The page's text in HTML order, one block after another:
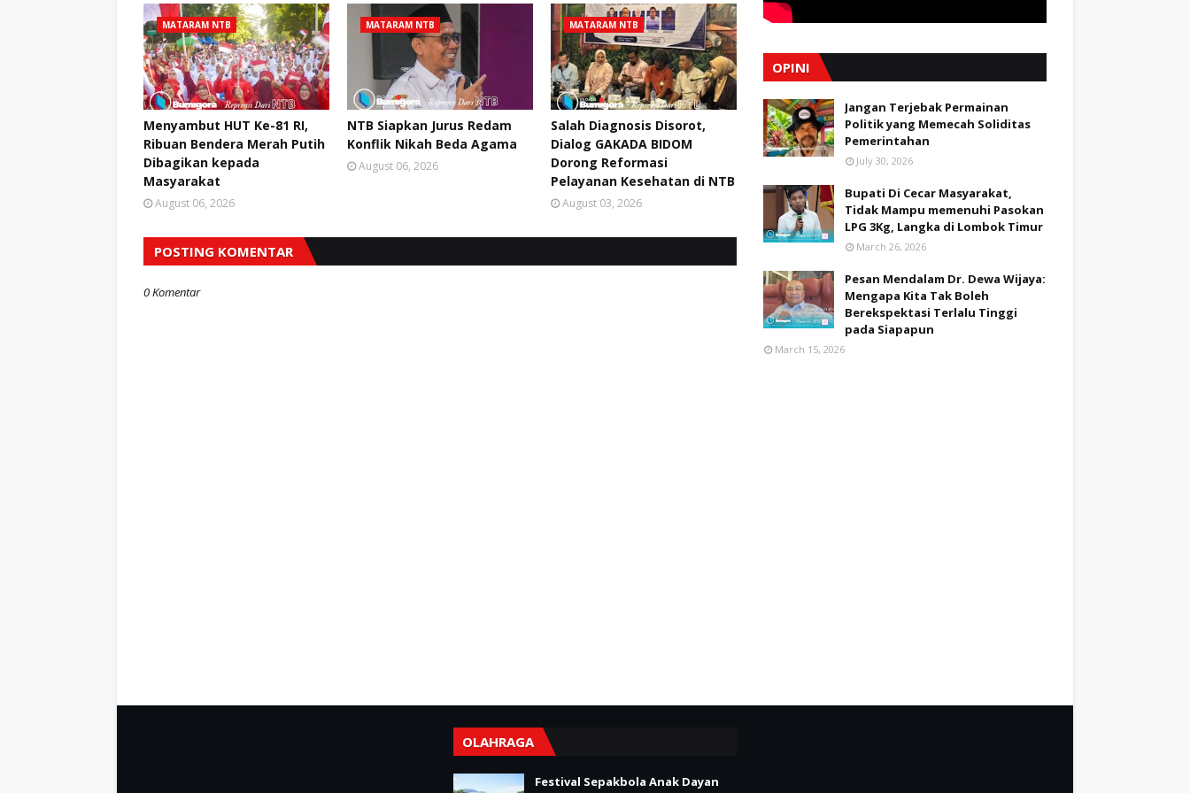
MATARAM NTB
Menyambut HUT Ke-81 RI,
Ribuan Bendera Merah Putih
Dibagikan kepada
Masyarakat
August 06, 2026
MATARAM NTB
NTB Siapkan Jurus Redam
Konflik Nikah Beda Agama
August 06, 2026
MATARAM NTB
Salah Diagnosis Disorot,
Dialog GAKADA BIDOM
Dorong Reformasi
Pelayanan Kesehatan di NTB
August 03, 2026
POSTING KOMENTAR
0 Komentar
OPINI
Jangan Terjebak Permainan
Politik yang Memecah Soliditas
Pemerintahan
July 30, 2026
Bupati Di Cecar Masyarakat,
Tidak Mampu memenuhi Pasokan
LPG 3Kg, Langka di Lombok Timur
March 26, 2026
Pesan Mendalam Dr. Dewa Wijaya:
Mengapa Kita Tak Boleh
Berekspektasi Terlalu Tinggi
pada Siapapun
March 15, 2026
OLAHRAGA
Festival Sepakbola Anak Dayan